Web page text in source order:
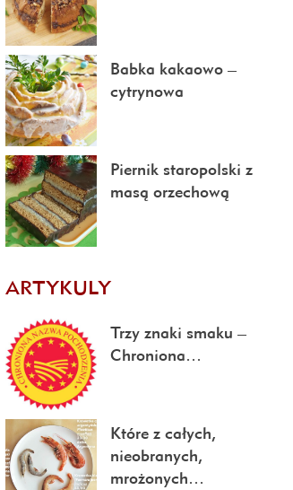
Babka kakaowo –
cytrynowa
Piernik staropolski z
masą orzechową
ARTYKULY
Trzy znaki smaku –
Chroniona…
Które z całych,
nieobranych,
mrożonych…